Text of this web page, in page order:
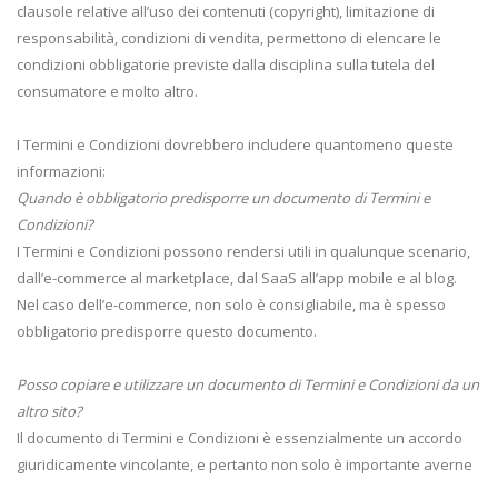
clausole relative all’uso dei contenuti (copyright), limitazione di
responsabilità, condizioni di vendita, permettono di elencare le
condizioni obbligatorie previste dalla disciplina sulla tutela del
consumatore e molto altro.
I Termini e Condizioni dovrebbero includere quantomeno queste
informazioni:
Quando è obbligatorio predisporre un documento di Termini e
Condizioni?
I Termini e Condizioni possono rendersi utili in qualunque scenario,
dall’e-commerce al marketplace, dal SaaS all’app mobile e al blog.
Nel caso dell’e-commerce, non solo è consigliabile, ma è spesso
obbligatorio predisporre questo documento.
Posso copiare e utilizzare un documento di Termini e Condizioni da un
altro sito?
Il documento di Termini e Condizioni è essenzialmente un accordo
giuridicamente vincolante, e pertanto non solo è importante averne